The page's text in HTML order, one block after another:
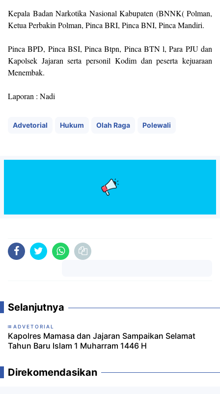
Kepala Badan Narkotika Nasional Kabupaten (BNNK( Polman,
Ketua Perbakin Polman, Pinca BRI, Pinca BNI, Pinca Mandiri.
Pinca BPD, Pinca BSI, Pinca Btpn, Pinca BTN l, Para PJU dan
Kapolsek Jajaran serta personil Kodim dan peserta kejuaraan
Menembak.
Laporan : Nadi
Advetorial Hukum Olah Raga Polewali
Selanjutnya
ADVETORIAL
Kapolres Mamasa dan Jajaran Sampaikan Selamat
Tahun Baru Islam 1 Muharram 1446 H
Direkomendasikan